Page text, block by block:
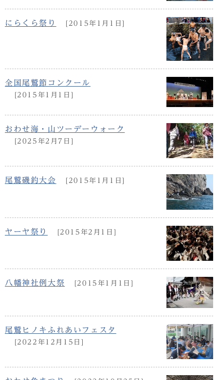
にらくら祭り [2015年1月1日]
全国尾鷲節コンクール
[2015年1月1日]
おわせ海・山ツーデーウォーク
[2025年2月7日]
尾鷲磯釣大会 [2015年1月1日]
ヤーヤ祭り [2015年2月1日]
八幡神社例大祭 [2015年1月1日]
尾鷲ヒノキふれあいフェスタ
[2022年12月15日]